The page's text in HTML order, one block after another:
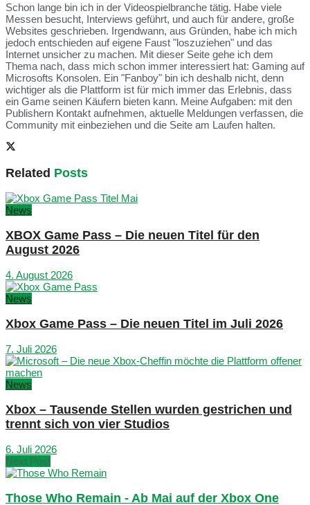
Schon lange bin ich in der Videospielbranche tätig. Habe viele
Messen besucht, Interviews geführt, und auch für andere, große
Websites geschrieben. Irgendwann, aus Gründen, habe ich mich
jedoch entschieden auf eigene Faust "loszuziehen" und das
Internet unsicher zu machen. Mit dieser Seite gehe ich dem
Thema nach, dass mich schon immer interessiert hat: Gaming auf
Microsofts Konsolen. Ein "Fanboy" bin ich deshalb nicht, denn
wichtiger als die Plattform ist für mich immer das Erlebnis, dass
ein Game seinen Käufern bieten kann. Meine Aufgaben: mit den
Publishern Kontakt aufnehmen, aktuelle Meldungen verfassen, die
Community mit einbeziehen und die Seite am Laufen halten.
Related Posts
News
XBOX Game Pass – Die neuen Titel für den
August 2026
4. August 2026
News
Xbox Game Pass – Die neuen Titel im Juli 2026
7. Juli 2026
News
Xbox – Tausende Stellen wurden gestrichen und
trennt sich von vier Studios
6. Juli 2026
Next Post
Those Who Remain - Ab Mai auf der Xbox One